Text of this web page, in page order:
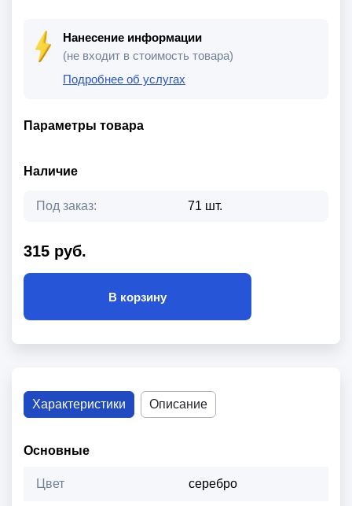
Нанесение информации
(не входит в стоимость товара)
Подробнее об услугах
Параметры товара
Наличие
Под заказ: 71 шт.
315 руб.
В корзину
Характеристики Описание
Основные
Цвет серебро